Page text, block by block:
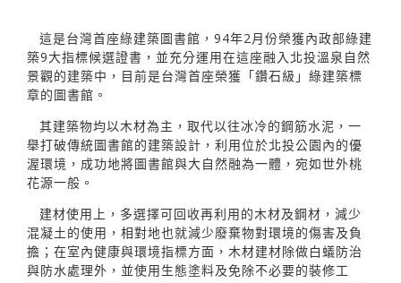
這是台灣首座綠建築圖書館，94年2月份榮獲內政部綠建
築9大指標候選證書，並充分運用在這座融入北投溫泉自然
景觀的建築中，目前是台灣首座榮獲「鑽石級」綠建築標
章的圖書館。
其建築物均以木材為主，取代以往冰冷的鋼筋水泥，一
舉打破傳統圖書館的建築設計，利用位於北投公園內的優
渥環境，成功地將圖書館與大自然融為一體，宛如世外桃
花源一般。
建材使用上，多選擇可回收再利用的木材及鋼材，減少
混凝土的使用，相對地也就減少廢棄物對環境的傷害及負
擔；在室內健康與環境指標方面，木材建材除做白蟻防治
與防水處理外，並使用生態塗料及免除不必要的裝修工